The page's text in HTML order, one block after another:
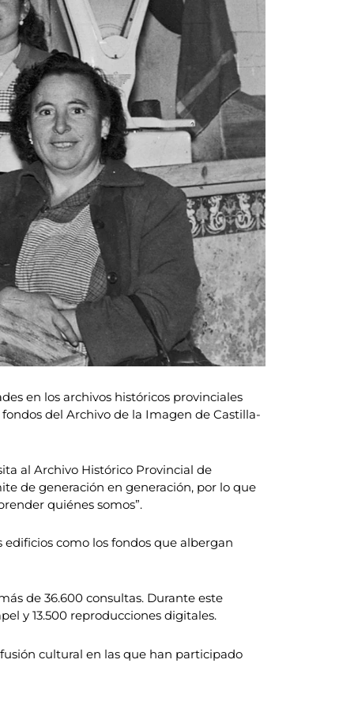
en los archivos históricos provinciales
del Archivo de la Imagen de Castilla-
al Archivo Histórico Provincial de
de generación en generación, por lo que
quiénes somos”.
como los fondos que albergan
de 36.600 consultas. Durante este
y 13.500 reproducciones digitales.
cultural en las que han participado